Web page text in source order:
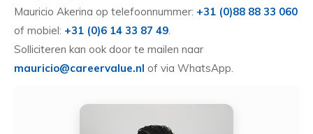
Mauricio Akerina op telefoonnummer: +31 (0)88 88 33 060
of mobiel: +31 (0)6 14 33 87 49
Solliciteren kan ook door te mailen naar
mauricio@careervalue.nl of via WhatsApp.